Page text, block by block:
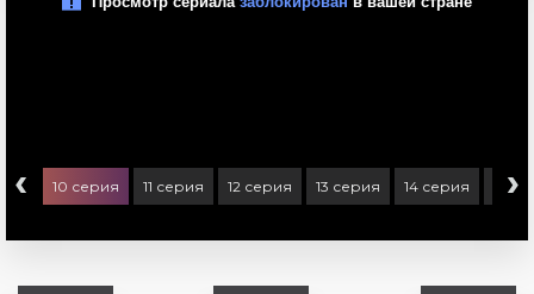
‹ 10 серия 11 серия 12 серия 13 серия 14 серия 15
›